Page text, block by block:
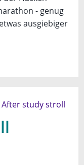
- genug
ausgiebiger